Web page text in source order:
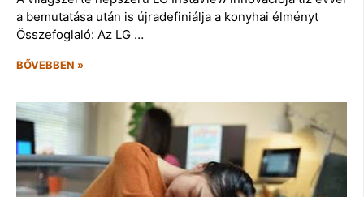
a bemutatása után is újradefiniálja a konyhai élményt
Összefoglaló: Az LG …
BŐVEBBEN »